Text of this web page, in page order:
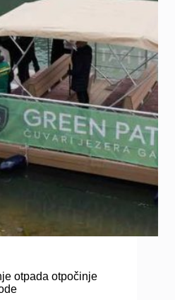
otpada otpočinje